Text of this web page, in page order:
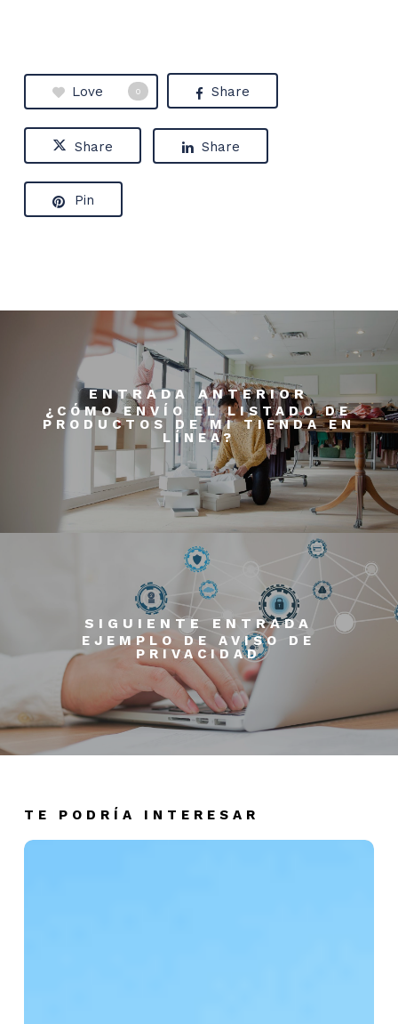
Love 0 Share
Share Share
Pin
ENTRADA ANTERIOR
¿CÓMO ENVÍO EL LISTADO DE
PRODUCTOS DE MI TIENDA EN
LÍNEA?
SIGUIENTE ENTRADA
EJEMPLO DE AVISO DE
PRIVACIDAD
TE PODRÍA INTERESAR
¿Cómo